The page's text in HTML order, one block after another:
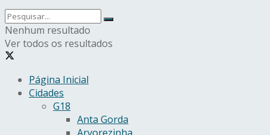
Nenhum resultado
Ver todos os resultados
Página Inicial
Cidades
G18
Anta Gorda